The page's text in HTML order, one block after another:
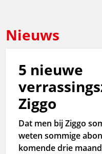
Nieuws
5 nieuwe
Ziggo
Dat men bij Ziggo
weten sommige
komende drie